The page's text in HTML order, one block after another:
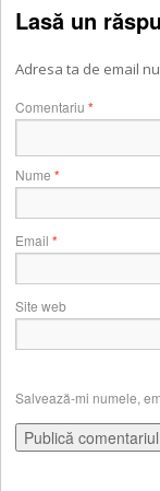
Lasă un
Adresa ta de email
Comentariu*
Nume*
Email*
Site web
Salvează-mi numele,